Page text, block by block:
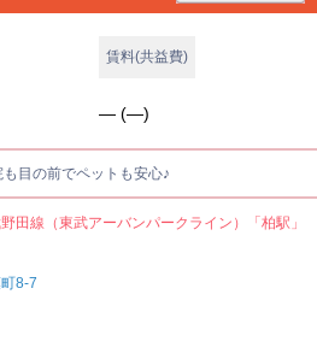
賃料(共益費)
― (―)
目の前でペットも安心♪
田線（東武アーバンパークライン）「柏駅」
8-7